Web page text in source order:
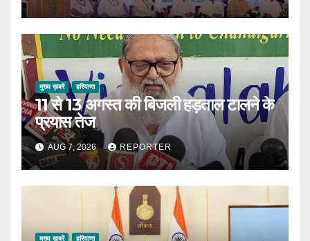
मुख्य ख़बरें हरियाणा
11 से 13 अगस्त की बिजली हड़ताल टालने के
प्रयास तेज
AUG 7, 2026 REPORTER
मुख्य ख़बरें हरियाणा